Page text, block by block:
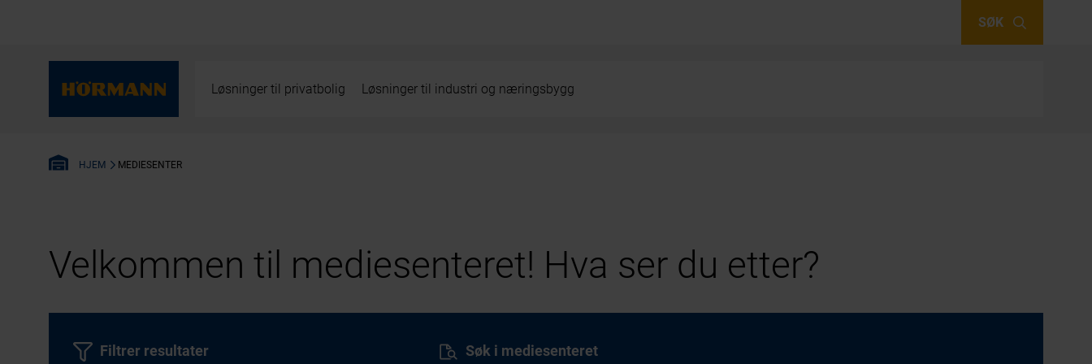
SØK
Løsninger til privatbolig Løsninger til industri og næringsbygg
HJEM MEDIESENTER
Velkommen til mediesenteret! Hva ser du etter?
Søk i mediesenteret
Filtrer resultater